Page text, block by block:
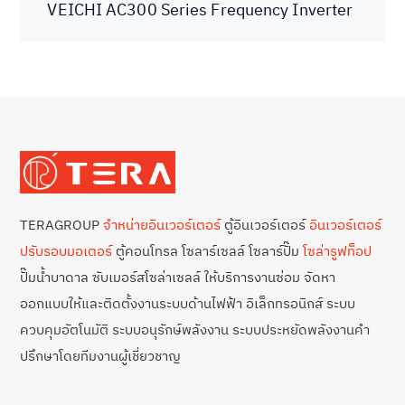
VEICHI AC300 Series Frequency Inverter
TERAGROUPจำหน่ายอินเวอร์เตอร์ตู้อินเวอร์เตอร์ อินเวอร์เตอร์
ปรับรอบมอเตอร์ตู้คอนโทรล โซลาร์เซลล์ โซลาร์ปั๊ม โซล่ารูฟท็อป
ปั๊มน้ำบาดาล ซับเมอร์สโซล่าเซลล์ ให้บริการงานซ่อม จัดหา
ออกแบบให้และติดตั้งงานระบบด้านไฟฟ้า อิเล็กทรอนิกส์ ระบบ
ควบคุมอัตโนมัติ ระบบอนุรักษ์พลังงาน ระบบประหยัดพลังงานคำ
ปรึกษาโดยทีมงานผู้เชี่ยวชาญ